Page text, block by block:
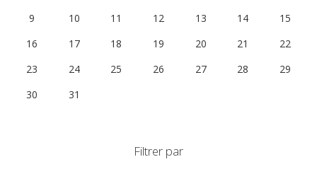
9
10 11 12 13 14
15
16
17 18 19 20 21
22
23
24 25 26 27 28
29
30
31
Filtrer par